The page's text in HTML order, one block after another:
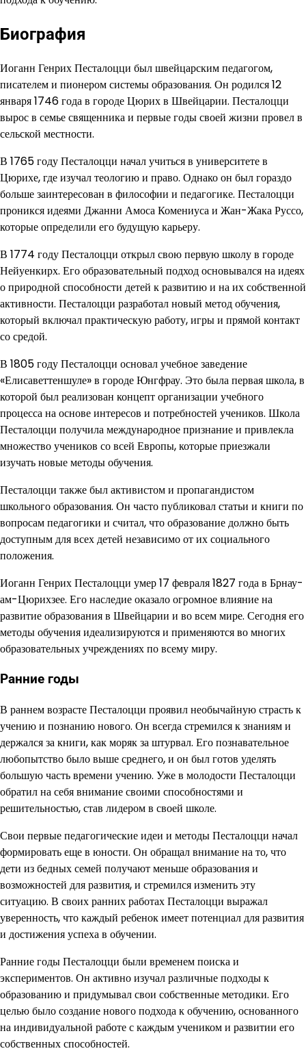
Биография
Иоганн Генрих Песталоцци был швейцарским педагогом,
писателем и пионером системы образования. Он родился 12
января 1746 года в городе Цюрих в Швейцарии. Песталоцци
вырос в семье священника и первые годы своей жизни провел в
сельской местности.
В 1765 году Песталоцци начал учиться в университете в
Цюрихе, где изучал теологию и право. Однако он был гораздо
больше заинтересован в философии и педагогике. Песталоцци
проникся идеями Джанни Амоса Комениуса и Жан-Жака Руссо,
которые определили его будущую карьеру.
В 1774 году Песталоцци открыл свою первую школу в городе
Нейуенкирх. Его образовательный подход основывался на идеях
о природной способности детей к развитию и на их собственной
активности. Песталоцци разработал новый метод обучения,
который включал практическую работу, игры и прямой контакт
со средой.
В 1805 году Песталоцци основал учебное заведение
«Елисаветтеншуле» в городе Юнгфрау. Это была первая школа, в
которой был реализован концепт организации учебного
процесса на основе интересов и потребностей учеников. Школа
Песталоцци получила международное признание и привлекла
множество учеников со всей Европы, которые приезжали
изучать новые методы обучения.
Песталоцци также был активистом и пропагандистом
школьного образования. Он часто публиковал статьи и книги по
вопросам педагогики и считал, что образование должно быть
доступным для всех детей независимо от их социального
положения.
Иоганн Генрих Песталоцци умер 17 февраля 1827 года в Брнау-
ам-Цюрихзее. Его наследие оказало огромное влияние на
развитие образования в Швейцарии и во всем мире. Сегодня его
методы обучения идеализируются и применяются во многих
образовательных учреждениях по всему миру.
Ранние годы
В раннем возрасте Песталоцци проявил необычайную страсть к
учению и познанию нового. Он всегда стремился к знаниям и
держался за книги, как моряк за штурвал. Его познавательное
любопытство было выше среднего, и он был готов уделять
большую часть времени учению. Уже в молодости Песталоцци
обратил на себя внимание своими способностями и
решительностью, став лидером в своей школе.
Свои первые педагогические идеи и методы Песталоцци начал
формировать еще в юности. Он обращал внимание на то, что
дети из бедных семей получают меньше образования и
возможностей для развития, и стремился изменить эту
ситуацию. В своих ранних работах Песталоцци выражал
уверенность, что каждый ребенок имеет потенциал для развития
и достижения успеха в обучении.
Ранние годы Песталоцци были временем поиска и
экспериментов. Он активно изучал различные подходы к
образованию и придумывал свои собственные методики. Его
целью было создание нового подхода к обучению, основанного
на индивидуальной работе с каждым учеником и развитии его
собственных способностей.